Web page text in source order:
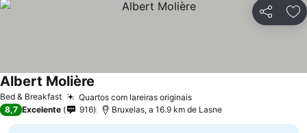
Partilhar
Bed & Breakfast Quartos com lareiras originais
Albert Molière
8,7 Excelente 916 Bruxelas, a 16.9 km de Lasne